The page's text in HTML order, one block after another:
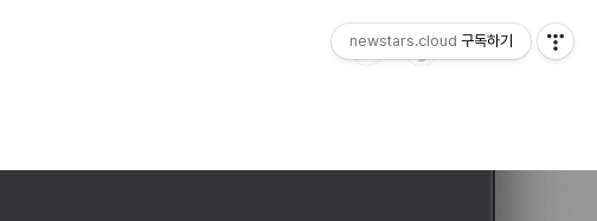
newstars.cloud 구독하기